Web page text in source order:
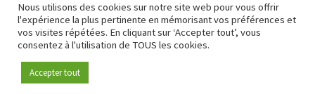
Devenez membre
Nous utilisons des cookies sur notre site web pour vous offrir
l'expérience la plus pertinente en mémorisant vos préférences et
vos visites répétées. En cliquant sur ‘Accepter tout’, vous
consentez à l'utilisation de TOUS les cookies.
Accepter tout